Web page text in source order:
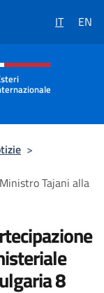
IT EN
e menù
>
Tajani alla
8